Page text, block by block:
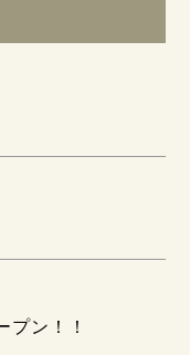
プン！！